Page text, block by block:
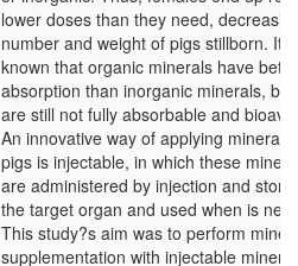
lower doses than they need,
number and weight of pigs stillborn. It is
known that organic minerals have
absorption than inorganic minerals,
are still not fully absorbable and
An innovative way of applying minerals
pigs is injectable, in which these
are administered by injection and
the target organ and used when is
This study?s aim was to perform
supplementation with injectable